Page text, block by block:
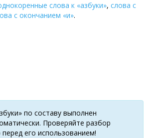
слова к «азбуки», слова с
с окончанием «и».
по составу выполнен
Проверяйте разбор
его использованием!